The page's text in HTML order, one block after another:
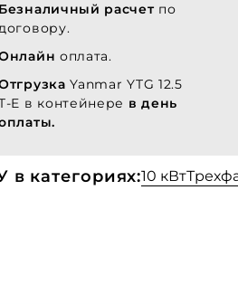
Безналичный расчет по
оплата.
Yanmar YTG 12.5
E в контейнере в день
в категориях:10 кВт